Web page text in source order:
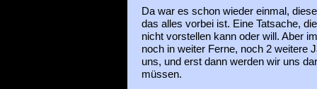
Da war es schon wieder einmal,
das alles vorbei ist. Eine Tatsache,
nicht vorstellen kann oder will. Aber
noch in weiter Ferne, noch 2 weitere
uns, und erst dann werden wir uns
müssen.